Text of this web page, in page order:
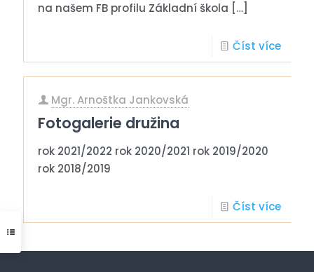
na našem FB profilu Základní škola […]
Číst více
Mgr. Arnoštka Jankovská
Fotogalerie družina
rok 2021/2022 rok 2020/2021 rok 2019/2020
rok 2018/2019
Číst více